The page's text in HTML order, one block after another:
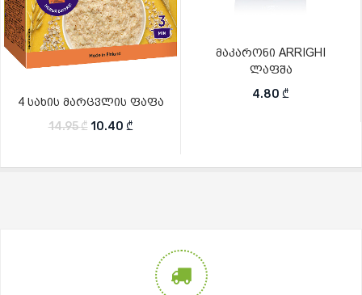
4 სახის მარცვლის ფაფა
14.95₾ Original price was: 14.95 ₾.
10.40 ₾Current price is: 10.40 ₾.
მაკარონი ARRIGHI
ლაფშა
4.80 ₾